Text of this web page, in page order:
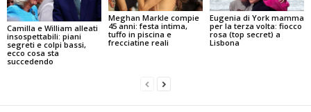
Camilla e William alleati
insospettabili: piani
segreti e colpi bassi,
ecco cosa sta
succedendo
Meghan Markle compie
45 anni: festa intima,
tuffo in piscina e
frecciatine reali
Eugenia di York mamma
per la terza volta: fiocco
rosa (top secret) a
Lisbona